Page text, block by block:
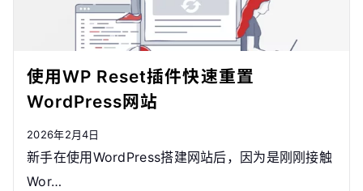
使用WP Reset插件快速重置
WordPress网站
2026年2月4日
新手在使用WordPress搭建网站后，因为是刚刚接触
Wor…